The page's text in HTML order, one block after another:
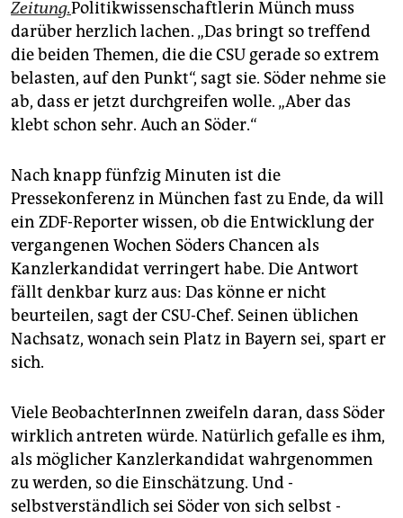
Zeitung.Politikwissenschaftlerin Münch muss
darüber herzlich lachen. „Das bringt so treffend
die beiden Themen, die die CSU gerade so extrem
belasten, auf den Punkt“, sagt sie. Söder nehme sie
ab, dass er jetzt durchgreifen wolle. „Aber das
klebt schon sehr. Auch an Söder.“
Nach knapp fünfzig Minuten ist die
Pressekonferenz in München fast zu Ende, da will
ein ZDF-Reporter wissen, ob die Entwicklung der
vergangenen Wochen Söders Chancen als
Kanzlerkandidat verringert habe. Die Antwort
fällt denkbar kurz aus: Das könne er nicht
beurteilen, sagt der CSU-Chef. Seinen üblichen
Nachsatz, wonach sein Platz in Bayern sei, spart er
sich.
Viele BeobachterInnen zweifeln daran, dass Söder
wirklich antreten würde. Natürlich gefalle es ihm,
als möglicher Kanzlerkandidat wahrgenommen
zu werden, so die Einschätzung. Und ­
selbstverständlich sei Söder von sich selbst ­